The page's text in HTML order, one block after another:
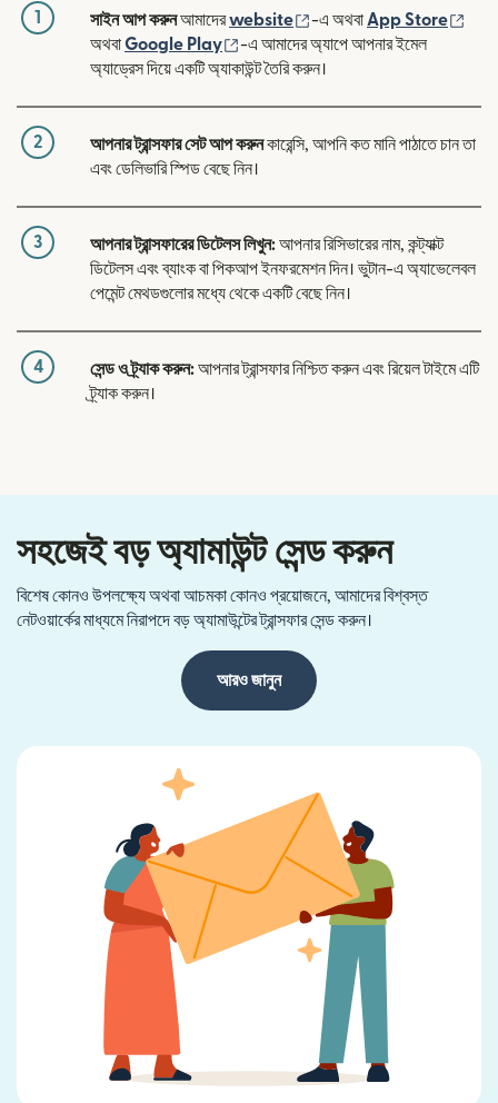
1 সাইন আপ করুনআমাদেরwebsite (নতুন উইন্ডোতে খুলবে)
-এ অথবা App Store
অথবাGoogle Play (নতুন উইন্ডোতে খুলবে)
-এ আমাদের অ্যাপে আপনার ইমেল
অ্যাড্রেস দিয়ে একটি অ্যাকাউন্ট তৈরি করুন।
2 আপনার ট্রান্সফার সেট আপ করুনকারেন্সি, আপনি কত মানি পাঠাতে চান তা
এবং ডেলিভারি স্পিড বেছে নিন।
3 আপনার ট্রান্সফারের ডিটেলস লিখুন:আপনার রিসিভারের নাম, কন্ট্যাক্ট
ডিটেলস এবং ব্যাংক বা পিকআপ ইনফরমেশন দিন। ভুটান-এ অ্যাভেলেবল
পেমেন্ট মেথডগুলোর মধ্যে থেকে একটি বেছে নিন।
4 সেন্ড ও ট্র্যাক করুন:আপনার ট্রান্সফার নিশ্চিত করুন এবং রিয়েল টাইমে এটি
ট্র্যাক করুন।
সহজেই বড় অ্যামাউন্ট সেন্ড করুন
বিশেষ কোনও উপলক্ষ্যে অথবা আচমকা কোনও প্রয়োজনে, আমাদের বিশ্বস্ত
নেটওয়ার্কের মাধ্যমে নিরাপদে বড় অ্যামাউন্টের ট্রান্সফার সেন্ড করুন।
আরও জানুন